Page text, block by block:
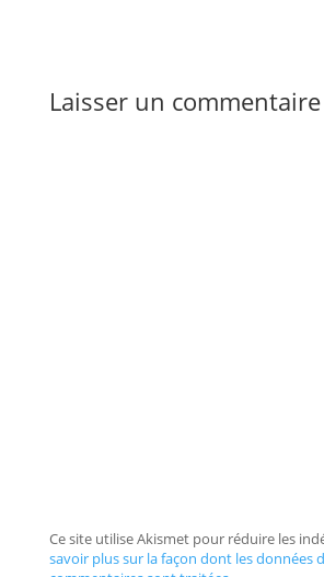
Laisser un commentaire
Ce site utilise Akismet pour réduire les
savoir plus sur la façon dont les données